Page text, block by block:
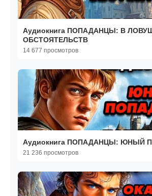
Аудиокнига ПОПАДАНЦЫ: В
ОБСТОЯТЕЛЬСТВ
14 677 просмотров
Аудиокнига ПОПАДАНЦЫ: ЮНЫЙ
21 236 просмотров